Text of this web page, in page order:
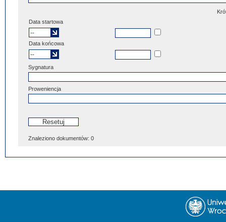
Data startowa
Data końcowa
Sygnatura
Proweniencja
Znaleziono dokumentów: 0